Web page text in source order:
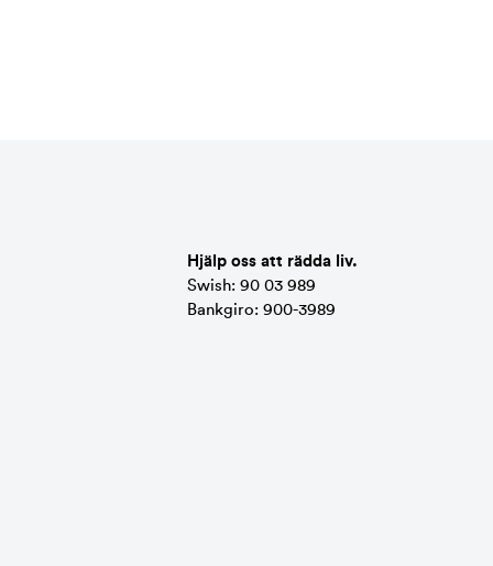
Hjälp oss att rädda liv.
Swish: 90 03 989
Bankgiro: 900-3989